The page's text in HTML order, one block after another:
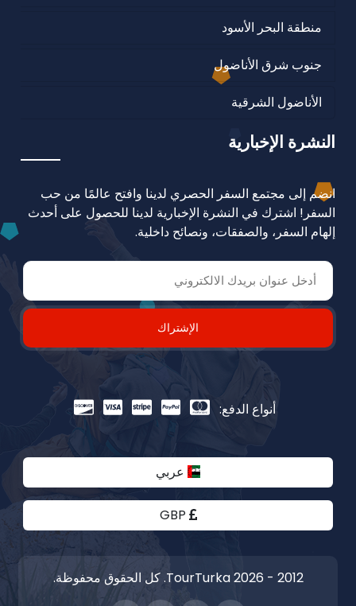
منطقة البحر الأسود
جنوب شرق الأناضول
الأناضول الشرقية
النشرة الإخبارية
انضم إلى مجتمع السفر الحصري لدينا وافتح عالمًا من حب
السفر! اشترك في النشرة الإخبارية لدينا للحصول على أحدث
إلهام السفر، والصفقات، ونصائح داخلية.
الإشتراك
أنواع الدفع:
عربي
2012 - 2026 TourTurka. كل الحقوق محفوظة.